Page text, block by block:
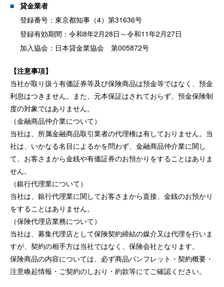
貸金業者
登録番号：東京都知事（4）第31636号
登録有効期間：令和8年2月28日～令和11年2月27日
加入協会：日本貸金業協会 第005872号
【注意事項】
当社が取り扱う有価証券等及び保険商品は預金等ではなく、預金
利息はつきません。また、元本保証はされておらず、預金保険制
度の対象ではありません。
（金融商品仲介業について）
当社は、所属金融商品取引業者の代理権は有しておりません。当
社は、いかなる名目によるかを問わず、金融商品仲介業に関し
て、お客さまから金銭や有価証券のお預かりをすることはありま
せん。
（銀行代理業について）
当社は、銀行代理業に関してお客さまから直接、金銭のお預かり
をすることはありません。
（保険代理店業務について）
当社は、募集代理店として保険契約締結の媒介又は代理を行いま
すが、契約の相手方は当社ではなく、保険会社となります。
保険商品の内容については、必ず商品パンフレット・契約概要・
注意喚起情報・ご契約のしおり・約款等にてご確認ください。